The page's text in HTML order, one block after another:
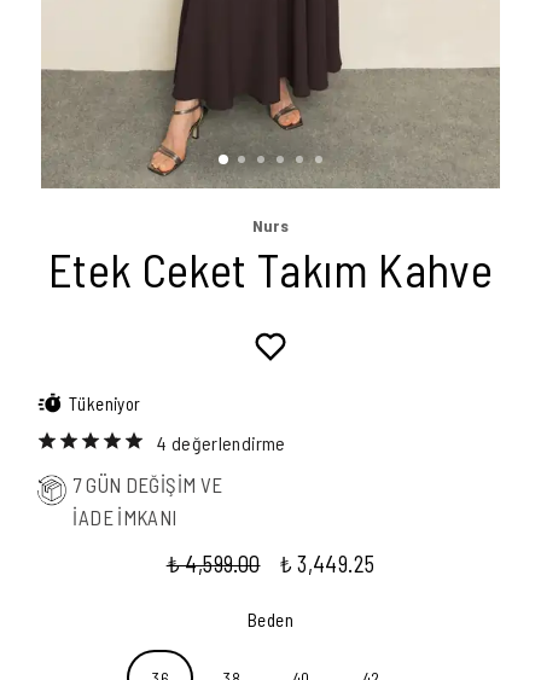
Nurs
Etek Ceket Takım Kahve
Tükeniyor
4 değerlendirme
7 GÜN DEĞİŞİM VE
İADE İMKANI
₺ 4,599.00 ₺ 3,449.25
Beden